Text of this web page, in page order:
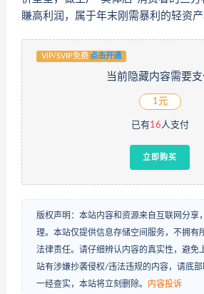
賺高利润，属于年末刚需暴利的轻资产
VIP/SVIP免费 点击开通
当前隐藏内容需要
1元
已有16人支付
立即购买
版权声明：本站内容和资源来自互联网分享
理。本站仅提供信息存储空间服务，不拥有
法律责任。请仔细辨认内容的真实性，避免
站有涉嫌抄袭侵权/违法违规的内容，请底部
一经查实，本站将立刻删除。 内容投诉